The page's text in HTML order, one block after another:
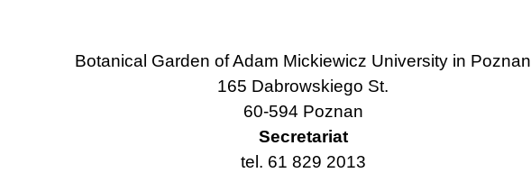
Botanical Garden of Adam Mickiewicz University in Poznan
165 Dabrowskiego St.
60-594 Poznan
Secretariat
tel. 61 829 2013